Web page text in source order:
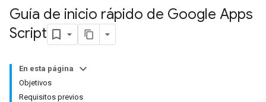
Guía de inicio rápido de Google Apps
Script
En esta página
Objetivos
Requisitos previos